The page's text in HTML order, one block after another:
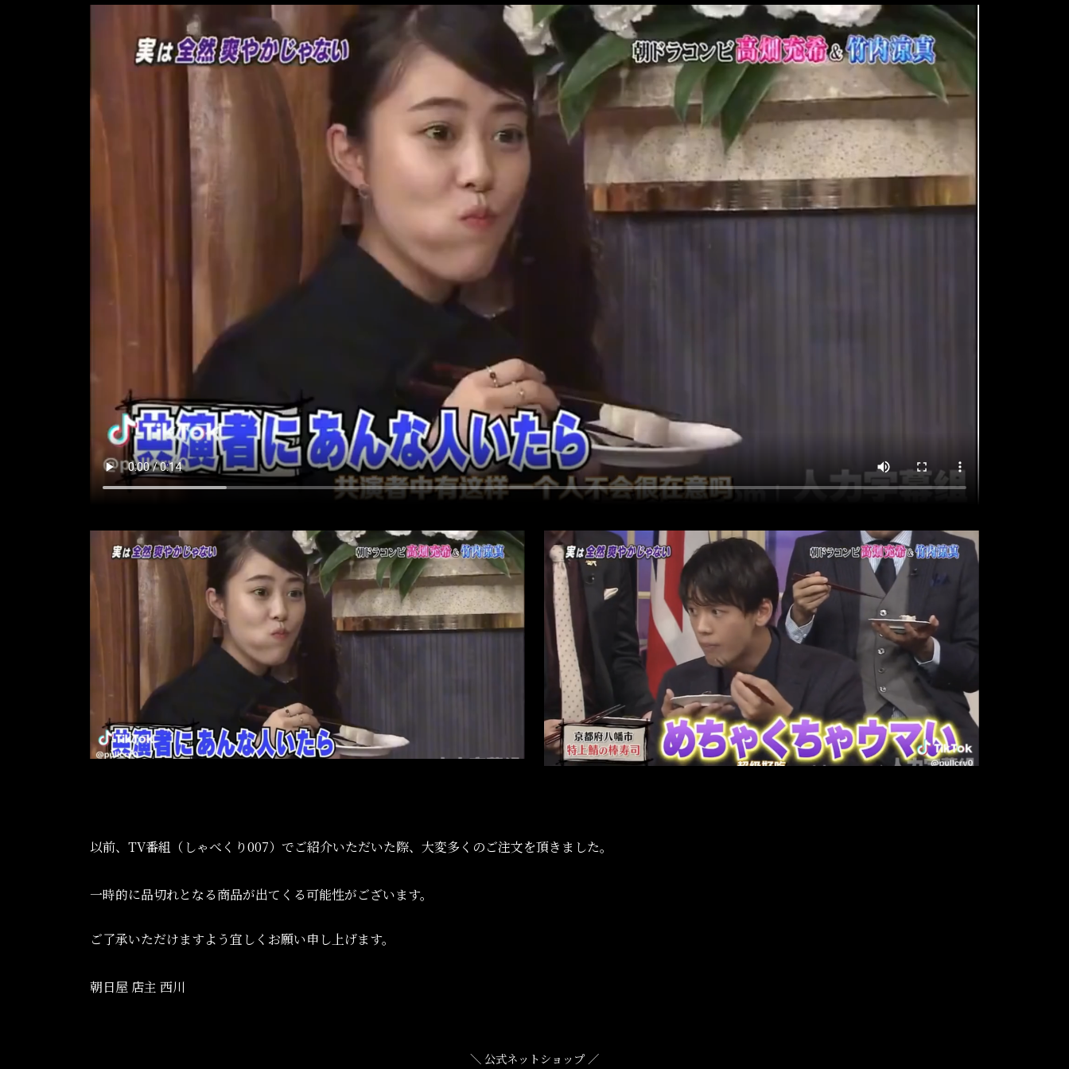
以前、TV番組（しゃべくり007）でご紹介いただいた際、大変多くのご注文を頂きました。
一時的に品切れとなる商品が出てくる可能性がございます。
ご了承いただけますよう宜しくお願い申し上げます。
朝日屋 店主 西川
＼ 公式ネットショップ ／